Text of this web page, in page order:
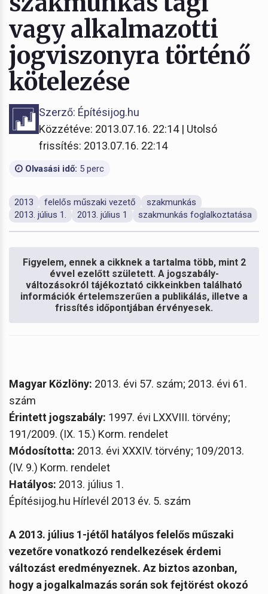
vagy alkalmazotti
jogviszonyra történő
kötelezése
Szerző: Építésijog.hu
Közzétéve: 2013.07.16. 22:14 | Utolsó
frissítés: 2013.07.16. 22:14
Olvasási idő: 5 perc
2013 felelős műszaki vezető
szakmunkás
2013. július 1.
2013. július 1 szakmunkás foglalkoztatása
Figyelem, ennek a cikknek a tartalma több, mint 2
évvel ezelőtt született. A jogszabály-
változásokról tájékoztató cikkeinkben található
információk értelemszerűen a publikálás, illetve a
frissítés időpontjában érvényesek.
Magyar Közlöny: 2013. évi 57. szám; 2013. évi 61.
szám
Érintett jogszabály: 1997. évi LXXVIII. törvény;
191/2009. (IX. 15.) Korm. rendelet
Módosította: 2013. évi XXXIV. törvény; 109/2013.
(IV. 9.) Korm. rendelet
Hatályos: 2013. július 1.
Építésijog.hu Hírlevél 2013 év. 5. szám
A 2013. július 1-jétől hatályos felelős műszaki
vezetőre vonatkozó rendelkezések érdemi
változást eredményeznek. Az biztos azonban,
hogy a jogalkalmazás során sok fejtörést okozó